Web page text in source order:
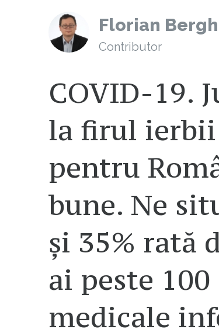
Florian
Contributor
COVID-19.
la firul
pentru
bune. Ne
și 35% rată
ai peste 100
medicale